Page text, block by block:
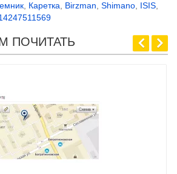
, Каретка, Birzman, Shimano, ISIS,
ПОЧИТАТЬ